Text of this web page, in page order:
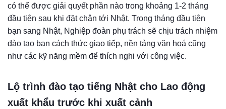
có thể được giải quyết phần nào trong khoảng 1-2 tháng
đầu tiên sau khi đặt chân tới Nhật. Trong tháng đầu tiên
bạn sang Nhật, Nghiệp đoàn phụ trách sẽ chịu trách nhiệm
đào tạo bạn cách thức giao tiếp, nền tảng văn hoá cũng
như các kỹ năng mềm để thích nghi với công việc.
Lộ trình đào tạo tiếng Nhật cho Lao động
xuất khẩu trước khi xuất cảnh